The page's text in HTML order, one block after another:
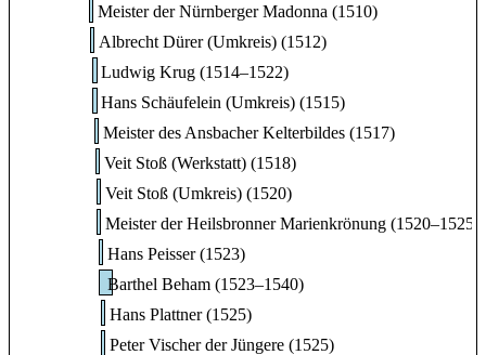
Meister der Nürnberger Madonna (1510)
Albrecht Dürer (Umkreis) (1512)
Ludwig Krug (1514–1522)
Hans Schäufelein (Umkreis) (1515)
Meister des Ansbacher Kelterbildes (1517)
Veit Stoß (Werkstatt) (1518)
Veit Stoß (Umkreis) (1520)
Meister der Heilsbronner Marienkrönung (1520–1525)
Hans Peisser (1523)
Barthel Beham (1523–1540)
Hans Plattner (1525)
Peter Vischer der Jüngere (1525)